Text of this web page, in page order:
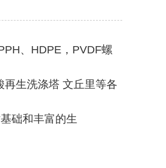
、HDPE，PVDF螺
生洗涤塔 文丘里等各
础和丰富的生